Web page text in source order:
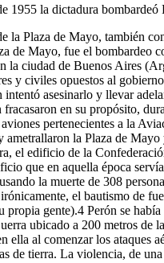
1955 la dictadura bombardeó
la Plaza de Mayo, también
de Mayo, fue el bombardeo
la ciudad de Buenos Aires
y civiles opuestos al
asesinarlo y llevar
fracasaron en su propósito,
pertenecientes a la
ametrallaron la Plaza de Mayo
el edificio de la
que en aquella época
la muerte de 308
el bautismo de
propia gente).4 Perón se había
ubicado a 200 metros de
ella al comenzar los ataques
de tierra. La violencia, de